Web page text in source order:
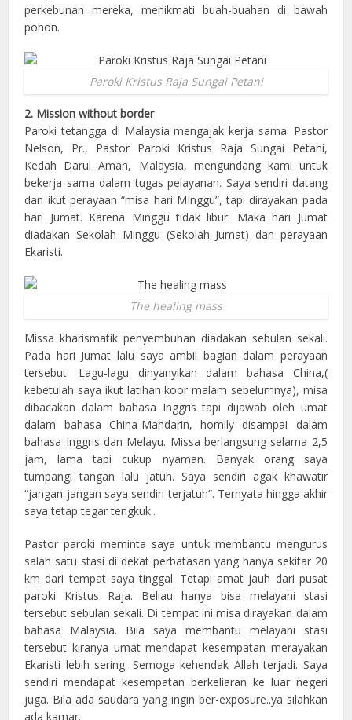
perkebunan mereka, menikmati buah-buahan di bawah
pohon.
Paroki Kristus Raja Sungai Petani
2. Mission without border
Paroki tetangga di Malaysia mengajak kerja sama. Pastor
Nelson, Pr., Pastor Paroki Kristus Raja Sungai Petani,
Kedah Darul Aman, Malaysia, mengundang kami untuk
bekerja sama dalam tugas pelayanan. Saya sendiri datang
dan ikut perayaan “misa hari MInggu”, tapi dirayakan pada
hari Jumat. Karena Minggu tidak libur. Maka hari Jumat
diadakan Sekolah Minggu (Sekolah Jumat) dan perayaan
Ekaristi.
The healing mass
Missa kharismatik penyembuhan diadakan sebulan sekali.
Pada hari Jumat lalu saya ambil bagian dalam perayaan
tersebut. Lagu-lagu dinyanyikan dalam bahasa China,(
kebetulah saya ikut latihan koor malam sebelumnya), misa
dibacakan dalam bahasa Inggris tapi dijawab oleh umat
dalam bahasa China-Mandarin, homily disampai dalam
bahasa Inggris dan Melayu. Missa berlangsung selama 2,5
jam, lama tapi cukup nyaman. Banyak orang saya
tumpangi tangan lalu jatuh. Saya sendiri agak khawatir
“jangan-jangan saya sendiri terjatuh”. Ternyata hingga akhir
saya tetap tegar tengkuk..
Pastor paroki meminta saya untuk membantu mengurus
salah satu stasi di dekat perbatasan yang hanya sekitar 20
km dari tempat saya tinggal. Tetapi amat jauh dari pusat
paroki Kristus Raja. Beliau hanya bisa melayani stasi
tersebut sebulan sekali. Di tempat ini misa dirayakan dalam
bahasa Malaysia. Bila saya membantu melayani stasi
tersebut kiranya umat mendapat kesempatan merayakan
Ekaristi lebih sering. Semoga kehendak Allah terjadi. Saya
sendiri mendapat kesempatan berkeliaran ke luar negeri
juga. Bila ada saudara yang ingin ber-exposure..ya silahkan
ada kamar.